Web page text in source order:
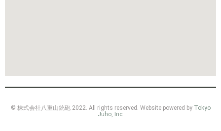
© 株式会社八重山銃砲 2022. All rights reserved. Website powered by Tokyo
Juho, Inc.